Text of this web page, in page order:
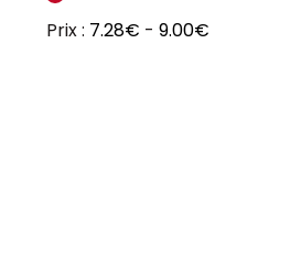
Prix : 7.28€ - 9.00€